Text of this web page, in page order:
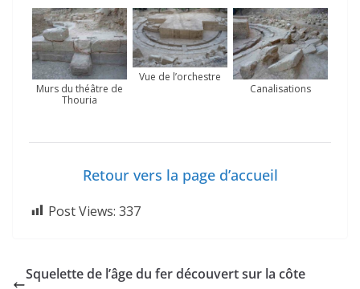
Murs du théâtre de
Thouria
Vue de l’orchestre
Canalisations
Retour vers la page d’accueil
Post Views: 337
Squelette de l’âge du fer découvert sur la côte